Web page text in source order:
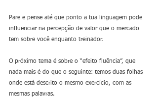
Pare e pense até que ponto a tua linguagem pode
influenciar na percepção de valor que o mercado
tem sobre você enquanto treinador.
O próximo tema é sobre o “efeito fluência”, que
nada mais é do que o seguinte: temos duas folhas
onde está descrito o mesmo exercício, com as
mesmas palavras.